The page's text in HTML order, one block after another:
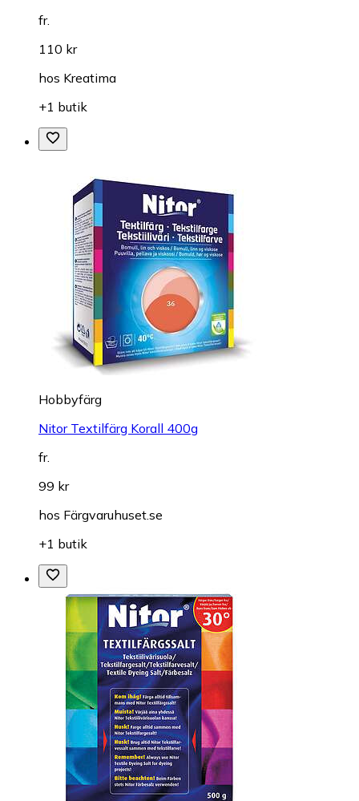
fr.
110 kr
hos Kreatima
+1 butik
Hobbyfärg
Nitor Textilfärg Korall 400g
fr.
99 kr
hos Färgvaruhuset.se
+1 butik